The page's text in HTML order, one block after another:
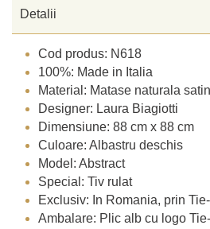
Detalii
Cod produs: N618
100%: Made in Italia
Material: Matase naturala
Designer: Laura Biagiotti
Dimensiune: 88 cm x 88 cm
Culoare: Albastru deschis
Model: Abstract
Special: Tiv rulat
Exclusiv: In Romania, prin
Ambalare: Plic alb cu logo